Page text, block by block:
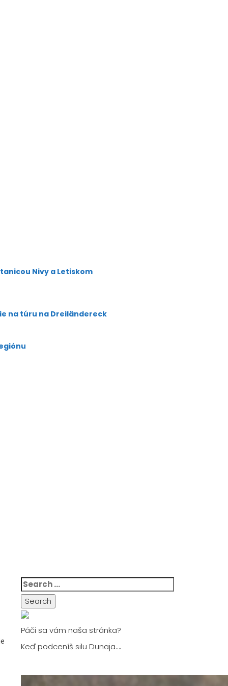
Nivy a Letiskom
na túru na Dreiländereck
Search
for:
Páči sa vám naša stránka?
Keď podceníš silu Dunaja….